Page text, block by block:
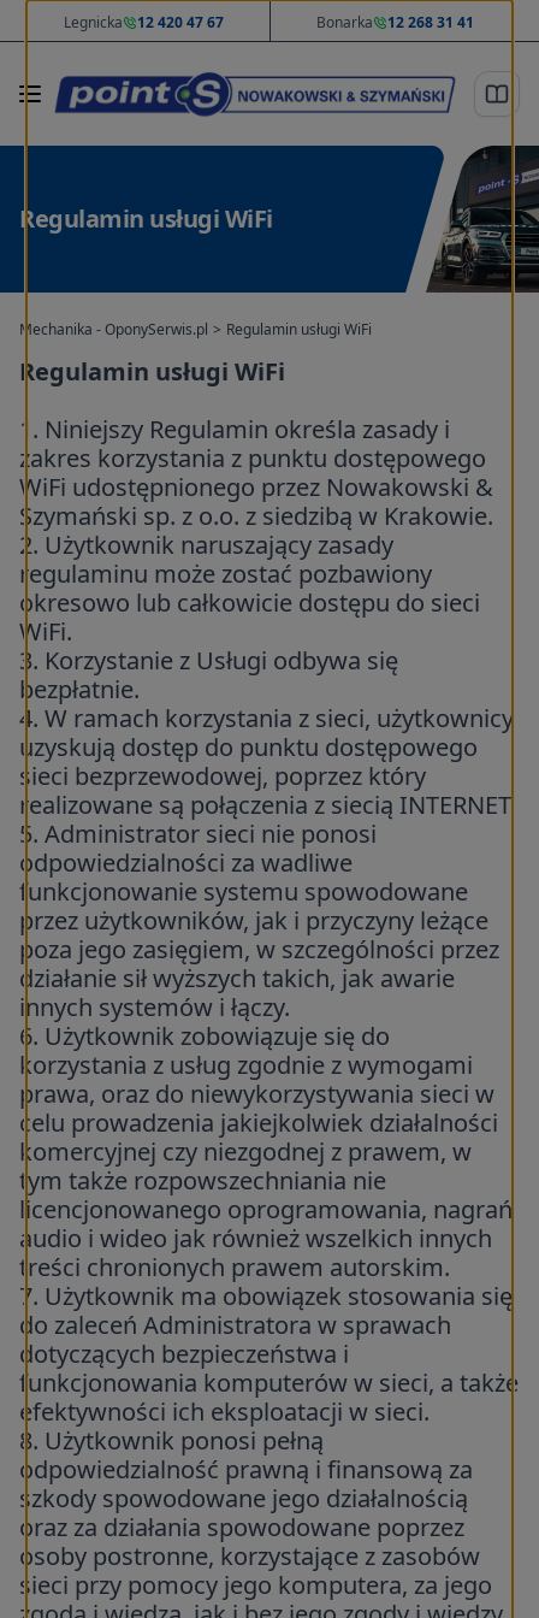
Legnicka 12 420 47 67 Bonarka 12 268 31 41
Regulamin usługi WiFi
Mechanika - OponySerwis.pl > Regulamin usługi WiFi
Regulamin usługi WiFi
1. Niniejszy Regulamin określa zasady i
zakres korzystania z punktu dostępowego
WiFi udostępnionego przez Nowakowski &
Szymański sp. z o.o. z siedzibą w Krakowie.
2. Użytkownik naruszający zasady
regulaminu może zostać pozbawiony
okresowo lub całkowicie dostępu do sieci
WiFi.
3. Korzystanie z Usługi odbywa się
bezpłatnie.
4. W ramach korzystania z sieci, użytkownicy
uzyskują dostęp do punktu dostępowego
sieci bezprzewodowej, poprzez który
realizowane są połączenia z siecią INTERNET.
5. Administrator sieci nie ponosi
odpowiedzialności za wadliwe
funkcjonowanie systemu spowodowane
przez użytkowników, jak i przyczyny leżące
poza jego zasięgiem, w szczególności przez
działanie sił wyższych takich, jak awarie
innych systemów i łączy.
6. Użytkownik zobowiązuje się do
korzystania z usług zgodnie z wymogami
prawa, oraz do niewykorzystywania sieci w
celu prowadzenia jakiejkolwiek działalności
komercyjnej czy niezgodnej z prawem, w
tym także rozpowszechniania nie
licencjonowanego oprogramowania, nagrań
audio i wideo jak również wszelkich innych
treści chronionych prawem autorskim.
7. Użytkownik ma obowiązek stosowania się
do zaleceń Administratora w sprawach
dotyczących bezpieczeństwa i
funkcjonowania komputerów w sieci, a także
efektywności ich eksploatacji w sieci.
8. Użytkownik ponosi pełną
odpowiedzialność prawną i finansową za
szkody spowodowane jego działalnością
oraz za działania spowodowane poprzez
osoby postronne, korzystające z zasobów
sieci przy pomocy jego komputera, za jego